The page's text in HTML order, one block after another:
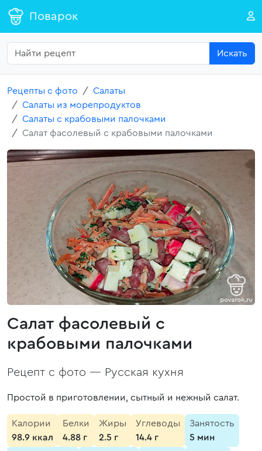
Поварок
Искать
Рецепты с фото
Салаты
Салаты из морепродуктов
Салаты с крабовыми палочками
Салат фасолевый с крабовыми палочками
Салат фасолевый с
крабовыми палочками
Рецепт с фото — Русская кухня
Простой в приготовлении, сытный и нежный салат.
Калории
98.9 ккал
Белки
4.88 г
Жиры
2.5 г
Углеводы
14.4 г
Занятость
5 мин